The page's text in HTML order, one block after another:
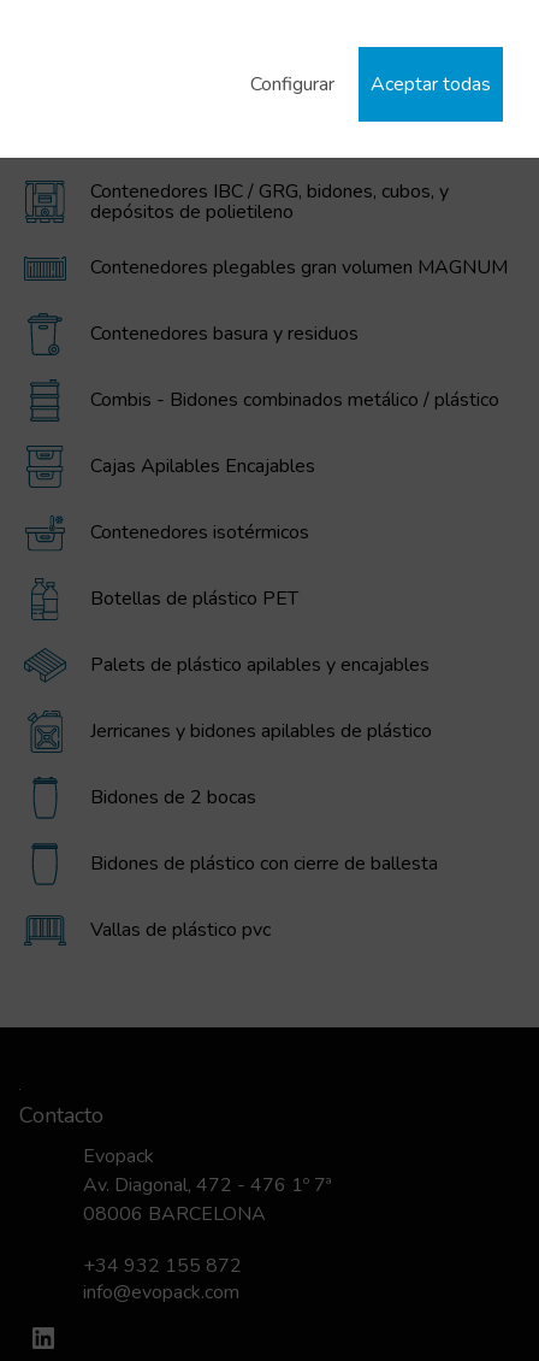
Contenedores IBC / GRG, bidones, cubos, y
depósitos de polietileno
Contenedores plegables gran volumen MAGNUM
Contenedores basura y residuos
Combis - Bidones combinados metálico / plástico
Cajas Apilables Encajables
Contenedores isotérmicos
Botellas de plástico PET
Palets de plástico apilables y encajables
Jerricanes y bidones apilables de plástico
Bidones de 2 bocas
Bidones de plástico con cierre de ballesta
Vallas de plástico pvc
Contacto
Evopack
Av. Diagonal, 472 - 476 1º 7ª
08006 BARCELONA
+34 932 155 872
info@evopack.com
LinkedIn
Aceptar todas
Configurar